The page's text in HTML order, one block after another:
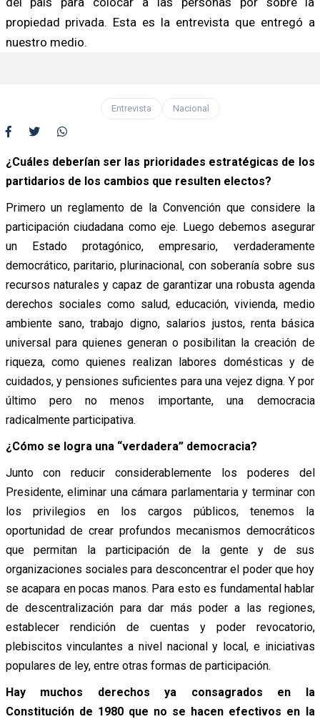
propiedad privada. Esta es la entrevista que entregó a
nuestro medio.
Entrevista Nacional
¿Cuáles deberían ser las prioridades estratégicas de los
partidarios de los cambios que resulten electos?
Primero un reglamento de la Convención que considere la
participación ciudadana como eje. Luego debemos asegurar
un Estado protagónico, empresario, verdaderamente
democrático, paritario, plurinacional, con soberanía sobre sus
recursos naturales y capaz de garantizar una robusta agenda
derechos sociales como salud, educación, vivienda, medio
ambiente sano, trabajo digno, salarios justos, renta básica
universal para quienes generan o posibilitan la creación de
riqueza, como quienes realizan labores domésticas y de
cuidados, y pensiones suficientes para una vejez digna. Y por
último pero no menos importante, una democracia
radicalmente participativa.
¿Cómo se logra una “verdadera” democracia?
Junto con reducir considerablemente los poderes del
Presidente, eliminar una cámara parlamentaria y terminar con
los privilegios en los cargos públicos, tenemos la
oportunidad de crear profundos mecanismos democráticos
que permitan la participación de la gente y de sus
organizaciones sociales para desconcentrar el poder que hoy
se acapara en pocas manos. Para esto es fundamental hablar
de descentralización para dar más poder a las regiones,
establecer rendición de cuentas y poder revocatorio,
plebiscitos vinculantes a nivel nacional y local, e iniciativas
populares de ley, entre otras formas de participación.
Hay muchos derechos ya consagrados en la
Constitución de 1980 que no se hacen efectivos en la